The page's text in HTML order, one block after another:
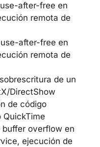
de
al
años 2008–
Adobe:
after-free en
remota de
after-free en
remota de